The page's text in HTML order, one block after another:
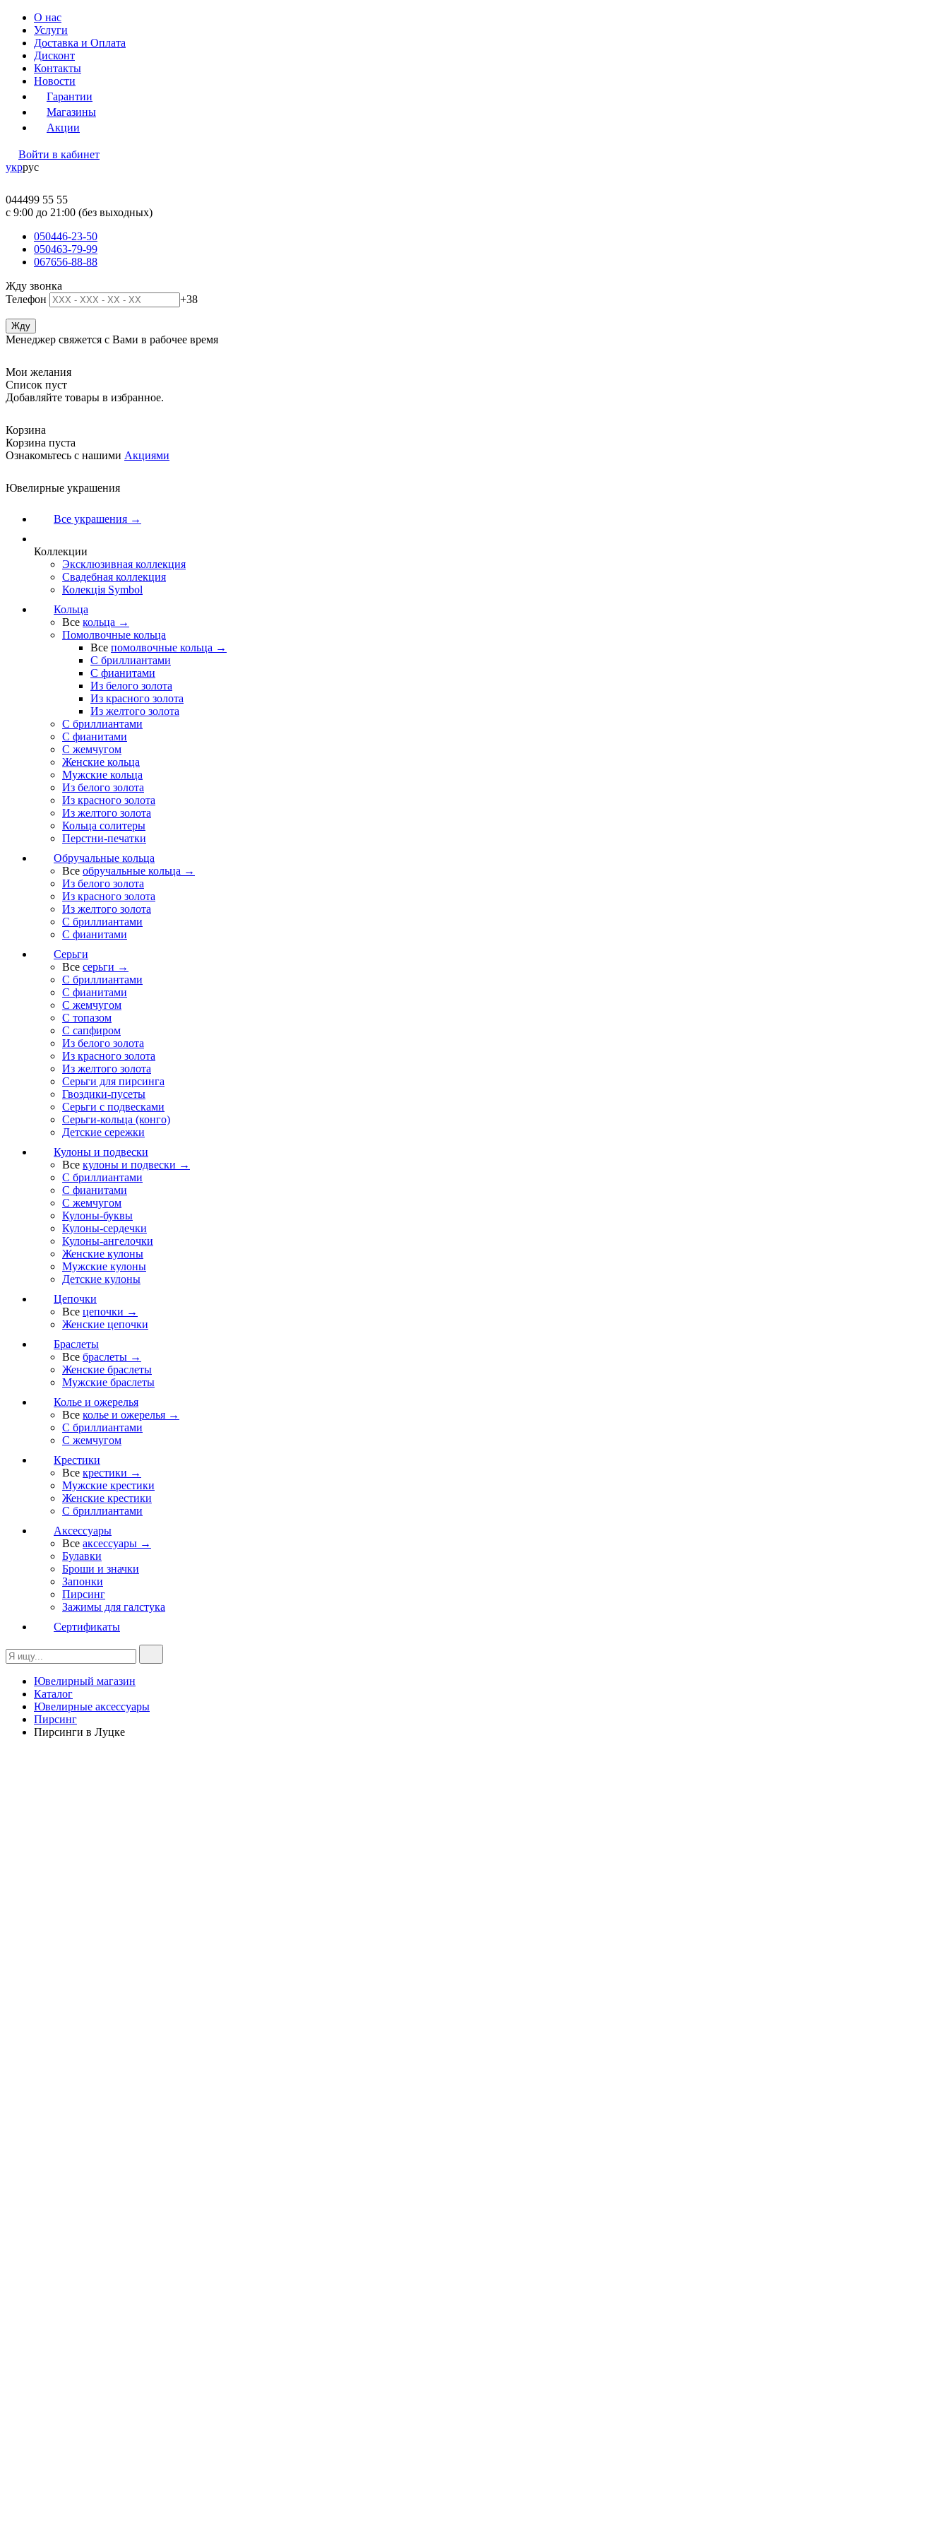
О нас
Услуги
Доставка и Оплата
Дисконт
Контакты
Новости
Гарантии
Магазины
Акции
Войти в кабинет
укррус
044499 55 55
c 9:00 до 21:00 (без выходных)
050446-23-50
050463-79-99
067656-88-88
Жду звонка
Телефон
+38
Менеджер свяжется с Вами в рабочее время
Мои желания
Список пуст
Добавляйте товары в избранное.
Корзина
Корзина пуста
Ознакомьтесь с нашими Акциями
Ювелирные украшения
Все украшения →
Коллекции
Эксклюзивная коллекция
Свадебная коллекция
Колекція Symbol
Кольца
Все кольца →
Помолвочные кольца
Все помолвочные кольца →
С бриллиантами
С фианитами
Из белого золота
Из красного золота
Из желтого золота
С бриллиантами
С фианитами
С жемчугом
Женские кольца
Мужские кольца
Из белого золота
Из красного золота
Из желтого золота
Кольца солитеры
Перстни-печатки
Обручальные кольца
Все обручальные кольца →
Из белого золота
Из красного золота
Из желтого золота
С бриллиантами
С фианитами
Серьги
Все серьги →
С бриллиантами
С фианитами
С жемчугом
С топазом
С сапфиром
Из белого золота
Из красного золота
Из желтого золота
Серьги для пирсинга
Гвоздики-пусеты
Серьги с подвесками
Серьги-кольца (конго)
Детские сережки
Кулоны и подвески
Все кулоны и подвески →
С бриллиантами
С фианитами
С жемчугом
Кулоны-буквы
Кулоны-сердечки
Кулоны-ангелочки
Женские кулоны
Мужские кулоны
Детские кулоны
Цепочки
Все цепочки →
Женские цепочки
Браслеты
Все браслеты →
Женские браслеты
Мужские браслеты
Колье и ожерелья
Все колье и ожерелья →
С бриллиантами
С жемчугом
Крестики
Все крестики →
Мужские крестики
Женские крестики
С бриллиантами
Аксессуары
Все аксессуары →
Булавки
Броши и значки
Запонки
Пирсинг
Зажимы для галстука
Сертификаты
Ювелирный магазин
Каталог
Ювелирные аксессуары
Пирсинг
Пирсинги в Луцке